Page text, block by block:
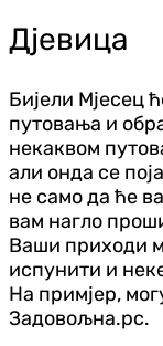
Д‌јевица
Бијели Мјесец
путовања и
некаквом
али онда се
не само да ће
вам нагло
Ваши приходи
испунити и
На примјер,
Задовољна.рс.